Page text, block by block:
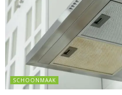
SCHOONMAAK